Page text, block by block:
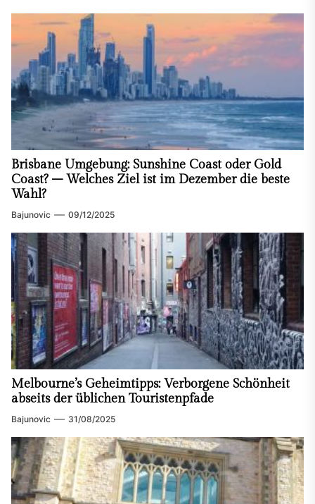
Brisbane Umgebung: Sunshine Coast oder Gold
Coast? – Welches Ziel ist im Dezember die beste
Wahl?
Bajunovic 09/12/2025
Melbourne’s Geheimtipps: Verborgene Schönheit
abseits der üblichen Touristenpfade
Bajunovic 31/08/2025